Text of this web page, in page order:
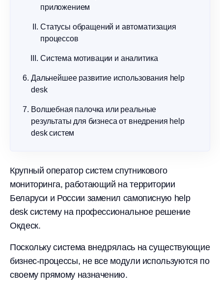
приложением
Статусы обращений и автоматизация
процессов
Система мотивации и аналитика
Дальнейшее развитие использования help
desk
Волшебная палочка или реальные
результаты для бизнеса от внедрения help
desk систем
Крупный оператор систем спутникового
мониторинга, работающий на территории
Беларуси и России заменил самописную help
desk систему на профессиональное решение
Окдеск.
Поскольку система внедрялась на существующие
бизнес-процессы, не все модули используются по
своему прямому назначению.